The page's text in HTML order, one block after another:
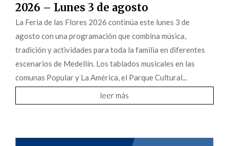
2026 – Lunes 3 de agosto
La Feria de las Flores 2026 continúa este lunes 3 de
agosto con una programación que combina música,
tradición y actividades para toda la familia en diferentes
escenarios de Medellín. Los tablados musicales en las
comunas Popular y La América, el Parque Cultural...
leer más